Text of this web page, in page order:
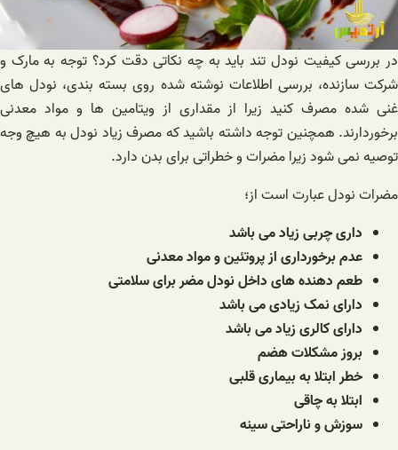
در بررسی کیفیت نودل تند باید به چه نکاتی دقت کرد؟ توجه به مارک و
شرکت سازنده، بررسی اطلاعات نوشته شده روی بسته بندی، نودل های
غنی شده مصرف کنید زیرا از مقداری از ویتامین ها و مواد معدنی
برخوردارند. همچنین توجه داشته باشید که مصرف زیاد نودل به هیچ وجه
توصیه نمی شود زیرا مضرات و خطراتی برای بدن دارد.
مضرات نودل عبارت است از؛
داری چربی زیاد می باشد
عدم برخورداری از پروتئین و مواد معدنی
طعم دهنده های داخل نودل مضر برای سلامتی
دارای نمک زیادی می باشد
دارای کالری زیاد می باشد
بروز مشکلات هضم
خطر ابتلا به بیماری قلبی
ابتلا به چاقی
سوزش و ناراحتی سینه